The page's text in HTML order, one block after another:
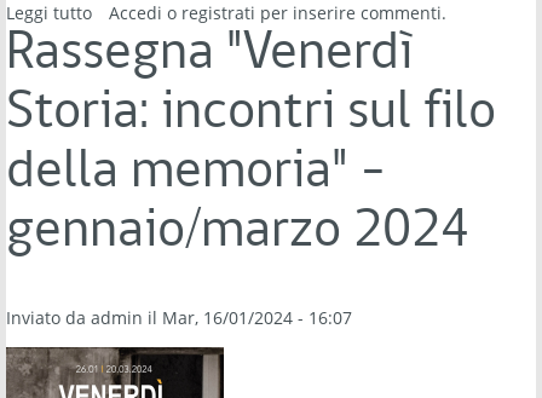
Leggi tutto su Giornata della Memoria - sabato 27 gennaio 2024
Accedi o registrati per inserire commenti.
Rassegna "Venerdì
Storia: incontri sul filo
della memoria" -
gennaio/marzo 2024
Inviato da admin il Mar, 16/01/2024 - 16:07